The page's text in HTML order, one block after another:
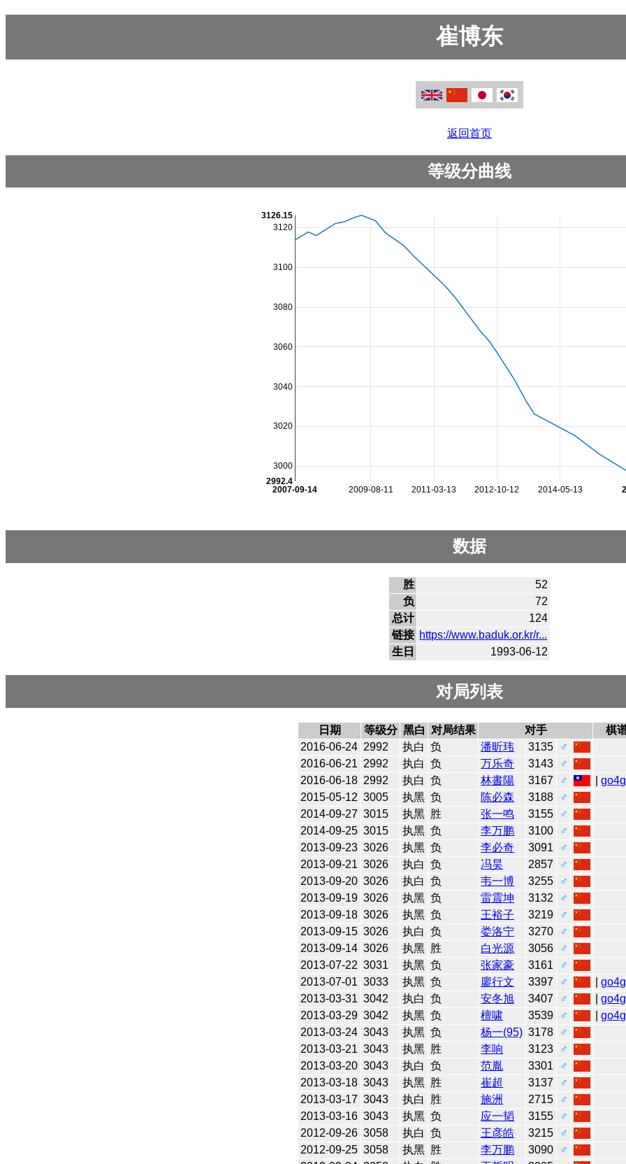
崔博东
返回首页
等级分曲线
2009-08-11 2011-03-13 2012-10-12 2014-05-13
2007-09-14
3000
3020
3040
3060
3080
3100
3120
2992.4
3126.15
数据
胜
52
负
72
总计
124
链接 https://www.baduk.or.kr/r...
生日
1993-06-12
对局列表
日期 等级分 黑白 对局结果 对手
棋
2016-06-24 2992 执白 负 潘昕玮 3135
♂
2016-06-21 2992 执白 负 万乐奇 3143
♂
2016-06-18 2992 执白 负 林書陽 3167 ♂ |
2015-05-12 3005 执黑 负 陈必森 3188
♂
2014-09-27 3015 执黑 胜 张一鸣 3155
♂
2014-09-25 3015 执黑 负 李万鹏 3100
♂
2013-09-23 3026 执黑 负 李必奇 3091
♂
2013-09-21 3026 执白 负 冯昊 2857
♂
2013-09-20 3026 执白 负 韦一博 3255
♂
2013-09-19 3026 执黑 负 雷震坤 3132
♂
2013-09-18 3026 执黑 负 王裕子 3219
♂
2013-09-15 3026 执白 负 娄洛宁 3270
♂
2013-09-14 3026 执黑 胜 白光源 3056
♂
2013-07-22 3031 执黑 负 张家豪 3161
♂
2013-07-01 3033 执黑 负 廖行文 3397 ♂ |
2013-03-31 3042 执白 负 安冬旭 3407 ♂ |
2013-03-29 3042 执黑 负 檀啸 3539 ♂ |
2013-03-24 3043 执黑 负 杨一(95) 3178
♂
2013-03-21 3043 执黑 胜 李响 3123
♂
2013-03-20 3043 执白 负 范胤 3301
♂
2013-03-18 3043 执黑 胜 崔超 3137
♂
2013-03-17 3043 执白 胜 施洲 2715
♂
2013-03-16 3043 执黑 负 应一韬 3155
♂
2012-09-26 3058 执白 负 王彦皓 3215
♂
2012-09-25 3058 执黑 胜 李万鹏 3090
♂